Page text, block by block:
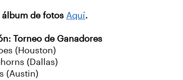
álbum de fotos Aquí.
Torneo de Ganadores
(Houston)
(Dallas)
(Austin)